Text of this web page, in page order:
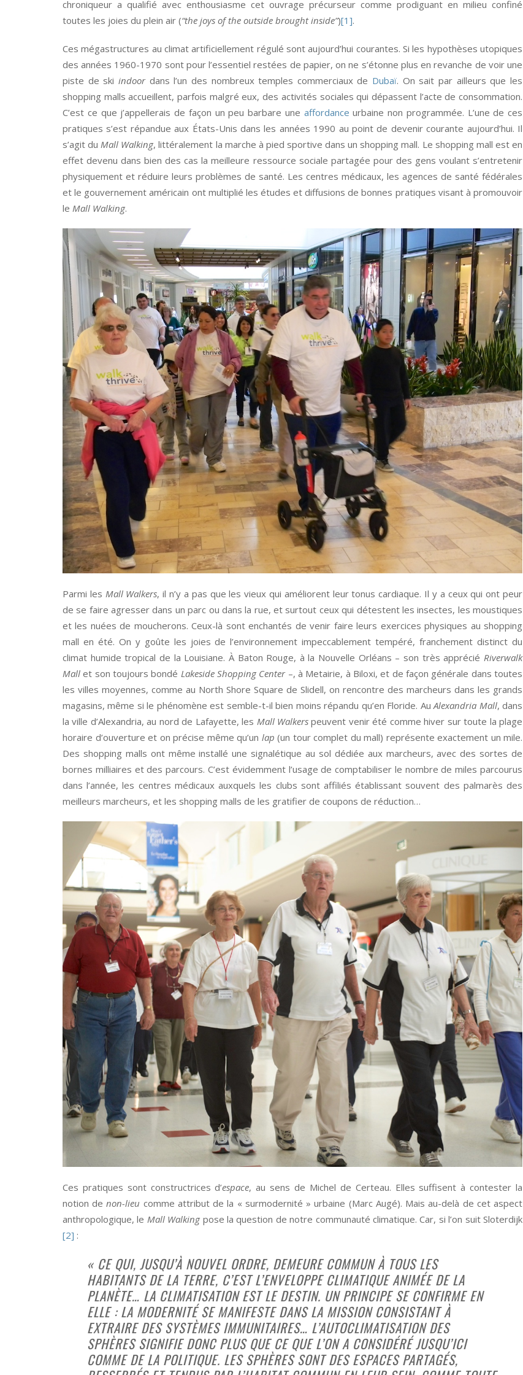
chroniqueur a qualifié avec enthousiasme cet ouvrage précurseur comme prodiguant en milieu confiné
toutes les joies du plein air (“the joys of the outside brought inside”)[1].
Ces mégastructures au climat artificiellement régulé sont aujourd’hui courantes. Si les hypothèses utopiques
des années 1960-1970 sont pour l’essentiel restées de papier, on ne s’étonne plus en revanche de voir une
piste de ski indoordans l’un des nombreux temples commerciaux de Dubaï. On sait par ailleurs que les
shopping malls accueillent, parfois malgré eux, des activités sociales qui dépassent l’acte de consommation.
C’est ce que j’appellerais de façon un peu barbare une affordance urbaine non programmée. L’une de ces
pratiques s’est répandue aux États-Unis dans les années 1990 au point de devenir courante aujourd’hui. Il
s’agit duMall Walking, littéralement la marche à pied sportive dans un shopping mall. Le shopping mall est en
effet devenu dans bien des cas la meilleure ressource sociale partagée pour des gens voulant s’entretenir
physiquement et réduire leurs problèmes de santé. Les centres médicaux, les agences de santé fédérales
et le gouvernement américain ont multiplié les études et diffusions de bonnes pratiques visant à promouvoir
le Mall Walking.
Parmi les Mall Walkers, il n’y a pas que les vieux qui améliorent leur tonus cardiaque. Il y a ceux qui ont peur
de se faire agresser dans un parc ou dans la rue, et surtout ceux qui détestent les insectes, les moustiques
et les nuées de moucherons. Ceux-là sont enchantés de venir faire leurs exercices physiques au shopping
mall en été. On y goûte les joies de l’environnement impeccablement tempéré, franchement distinct du
climat humide tropical de la Louisiane. À Baton Rouge, à la Nouvelle Orléans – son très apprécié Riverwalk
Mall et son toujours bondé Lakeside Shopping Center–, à Metairie, à Biloxi, et de façon générale dans toutes
les villes moyennes, comme au North Shore Square de Slidell, on rencontre des marcheurs dans les grands
magasins, même si le phénomène est semble-t-il bien moins répandu qu’en Floride. AuAlexandria Mall, dans
la ville d’Alexandria, au nord de Lafayette, les Mall Walkers peuvent venir été comme hiver sur toute la plage
horaire d’ouverture et on précise même qu’un lap (un tour complet du mall) représente exactement un mile.
Des shopping malls ont même installé une signalétique au sol dédiée aux marcheurs, avec des sortes de
bornes milliaires et des parcours. C’est évidemment l’usage de comptabiliser le nombre de miles parcourus
dans l’année, les centres médicaux auxquels les clubs sont affiliés établissant souvent des palmarès des
meilleurs marcheurs, et les shopping malls de les gratifier de coupons de réduction…
Ces pratiques sont constructrices d’espace, au sens de Michel de Certeau. Elles suffisent à contester la
notion denon-lieu comme attribut de la « surmodernité » urbaine (Marc Augé). Mais au-delà de cet aspect
anthropologique, le Mall Walkingpose la question de notre communauté climatique. Car, si l’on suit Sloterdijk
[2] :
« CE QUI, JUSQU’À NOUVEL ORDRE, DEMEURE COMMUN À TOUS LES
HABITANTS DE LA TERRE, C’EST L’ENVELOPPE CLIMATIQUE ANIMÉE DE LA
PLANÈTE… LA CLIMATISATION EST LE DESTIN. UN PRINCIPE SE CONFIRME EN
ELLE : LA MODERNITÉ SE MANIFESTE DANS LA MISSION CONSISTANT À
EXTRAIRE DES SYSTÈMES IMMUNITAIRES… L’AUTOCLIMATISATION DES
SPHÈRES SIGNIFIE DONC PLUS QUE CE QUE L’ON A CONSIDÉRÉ JUSQU’ICI
COMME DE LA POLITIQUE. LES SPHÈRES SONT DES ESPACES PARTAGÉS,